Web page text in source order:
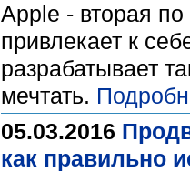
Apple - вторая
привлекает к
разрабатывает
мечтать.
05.03.2016
как правильно